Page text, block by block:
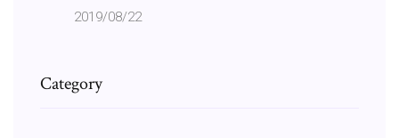
2019/08/22
Category